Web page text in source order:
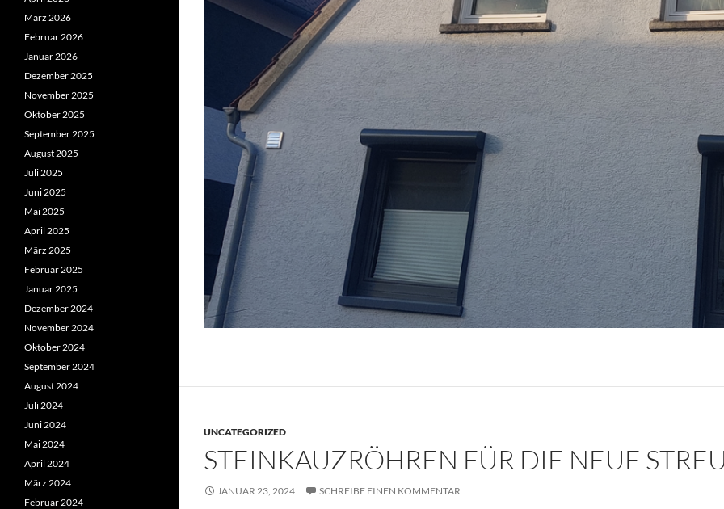
UNCATEGORIZED
STEINKAUZRÖHREN FÜR DIE NEUE
JANUAR 23, 2024 SCHREIBE EINEN KOMMENTAR
März 2026
Februar 2026
Januar 2026
Dezember 2025
November 2025
Oktober 2025
September 2025
August 2025
Juli 2025
Juni 2025
Mai 2025
April 2025
März 2025
Februar 2025
Januar 2025
Dezember 2024
November 2024
Oktober 2024
September 2024
August 2024
Juli 2024
Juni 2024
Mai 2024
April 2024
März 2024
Februar 2024